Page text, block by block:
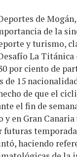
de
de la
y turismo,
La Titánica
por ciento de
de 15
de que el
el fin de
en Gran Canaria
futuras
haciendo